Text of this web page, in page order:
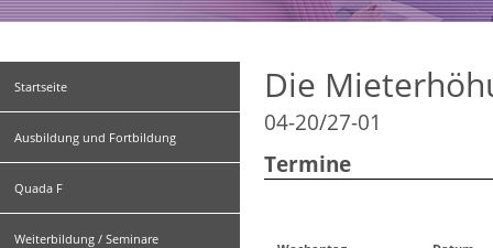
Startseite
Ausbildung und Fortbildung
Quada F
Weiterbildung / Seminare
Die
04-20/27-01
Termine